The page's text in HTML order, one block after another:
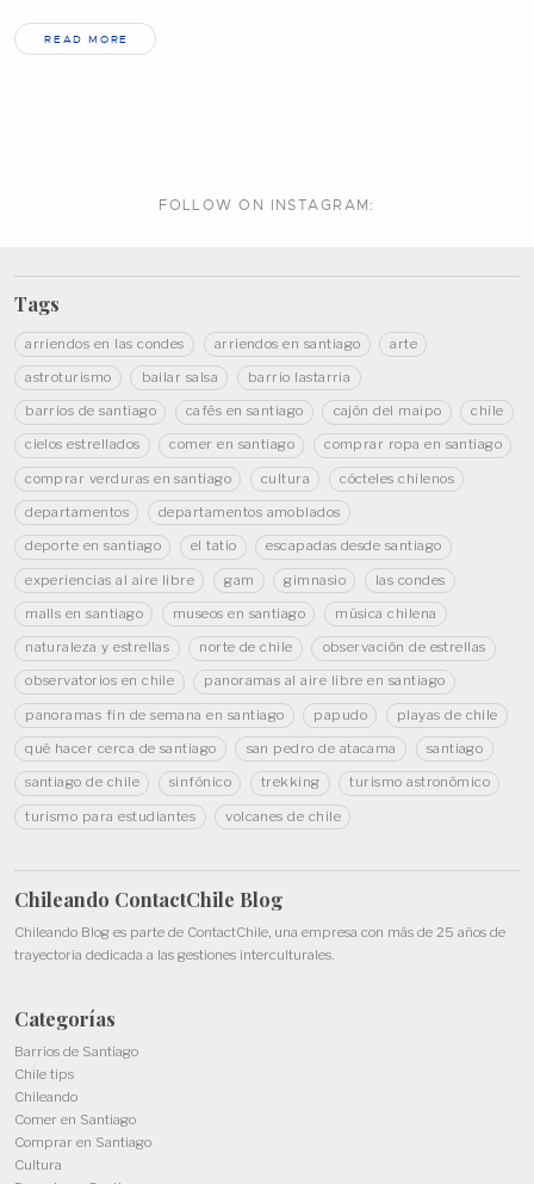
READ MORE
FOLLOW ON INSTAGRAM:
Tags
arriendos en las condes arriendos en santiago arte
astroturismo bailar salsa barrio lastarria
barrios de santiago cafés en santiago cajón del maipo chile
cielos estrellados comer en santiago comprar ropa en santiago
comprar verduras en santiago cultura cócteles chilenos
departamentos departamentos amoblados
deporte en santiago el tatio escapadas desde santiago
experiencias al aire libre gam gimnasio las condes
malls en santiago museos en santiago música chilena
naturaleza y estrellas norte de chile observación de estrellas
observatorios en chile panoramas al aire libre en santiago
panoramas fin de semana en santiago papudo playas de chile
qué hacer cerca de santiago san pedro de atacama santiago
santiago de chile sinfónico trekking turismo astronómico
turismo para estudiantes volcanes de chile
Chileando ContactChile Blog
Chileando Blog es parte de ContactChile, una empresa con más de 25 años de
trayectoria dedicada a las gestiones interculturales.
Categorías
Barrios de Santiago
Chile tips
Chileando
Comer en Santiago
Comprar en Santiago
Cultura